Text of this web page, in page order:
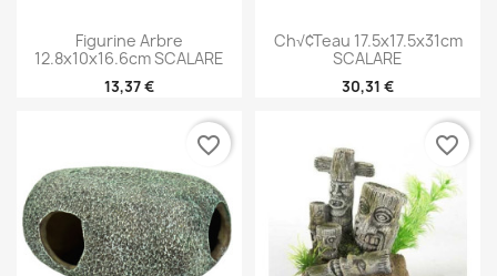
Figurine Arbre
12.8x10x16.6cm SCALARE
13,37 €
Ch√¢teau 17.5x17.5x31cm
SCALARE
30,31 €
favorite_border favorite_border